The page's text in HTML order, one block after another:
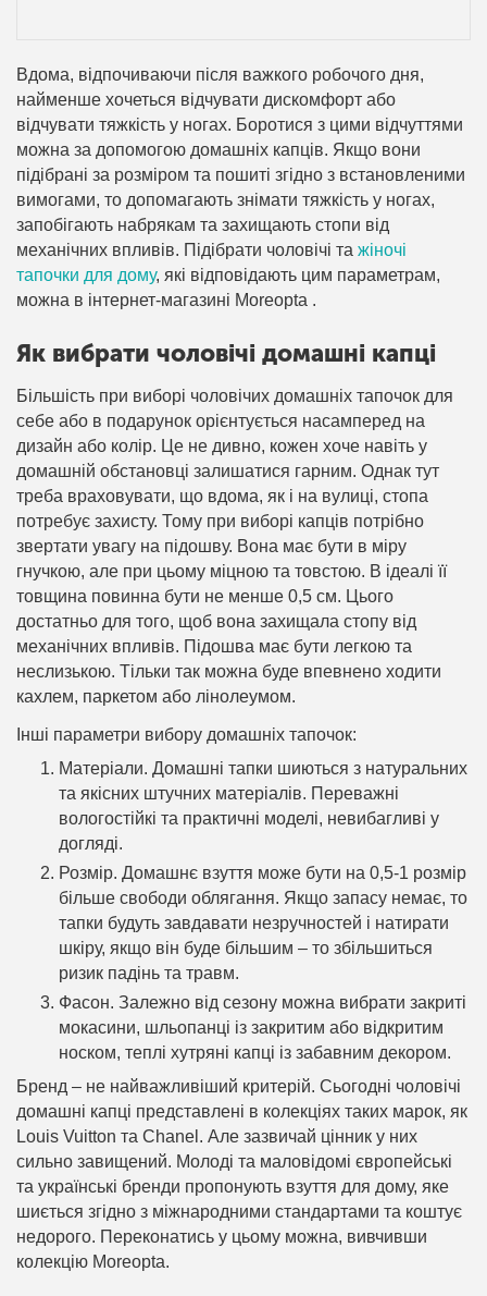
Вдома, відпочиваючи після важкого робочого дня,
найменше хочеться відчувати дискомфорт або
відчувати тяжкість у ногах. Боротися з цими відчуттями
можна за допомогою домашніх капців. Якщо вони
підібрані за розміром та пошиті згідно з встановленими
вимогами, то допомагають знімати тяжкість у ногах,
запобігають набрякам та захищають стопи від
механічних впливів. Підібрати чоловічі тажіночі
тапочки для дому, які відповідають цим параметрам,
можна в інтернет-магазині Moreopta .
Як вибрати чоловічі домашні капці
Більшість при виборі чоловічих домашніх тапочок для
себе або в подарунок орієнтується насамперед на
дизайн або колір. Це не дивно, кожен хоче навіть у
домашній обстановці залишатися гарним. Однак тут
треба враховувати, що вдома, як і на вулиці, стопа
потребує захисту. Тому при виборі капців потрібно
звертати увагу на підошву. Вона має бути в міру
гнучкою, але при цьому міцною та товстою. В ідеалі її
товщина повинна бути не менше 0,5 см. Цього
достатньо для того, щоб вона захищала стопу від
механічних впливів. Підошва має бути легкою та
неслизькою. Тільки так можна буде впевнено ходити
кахлем, паркетом або лінолеумом.
Інші параметри вибору домашніх тапочок:
Матеріали. Домашні тапки шиються з натуральних
та якісних штучних матеріалів. Переважні
вологостійкі та практичні моделі, невибагливі у
догляді.
Розмір. Домашнє взуття може бути на 0,5-1 розмір
більше свободи облягання. Якщо запасу немає, то
тапки будуть завдавати незручностей і натирати
шкіру, якщо він буде більшим – то збільшиться
ризик падінь та травм.
Фасон. Залежно від сезону можна вибрати закриті
мокасини, шльопанці із закритим або відкритим
носком, теплі хутряні капці із забавним декором.
Бренд – не найважливіший критерій. Сьогодні чоловічі
домашні капці представлені в колекціях таких марок, як
Louis Vuitton та Chanel. Але зазвичай цінник у них
сильно завищений. Молоді та маловідомі європейські
та українські бренди пропонують взуття для дому, яке
шиється згідно з міжнародними стандартами та коштує
недорого. Переконатись у цьому можна, вивчивши
колекцію Moreopta.